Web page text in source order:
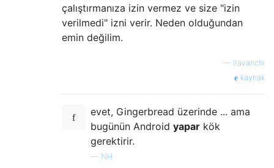
çalıştırmanıza izin vermez ve size "izin
verilmedi" izni verir. Neden olduğundan
emin değilim.
— Iravanchi
kaynak
evet, Gingerbread üzerinde ... ama
bugünün Android yapar kök
gerektirir.
— NH.